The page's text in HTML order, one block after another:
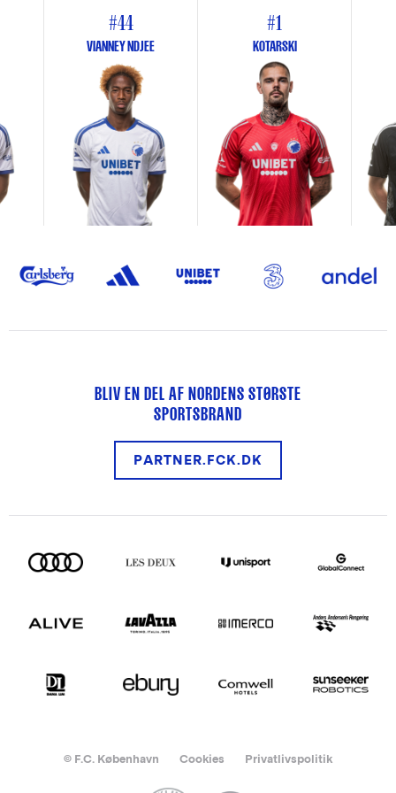
#44
VIANNEY NDJEE
#1
KOTARSKI
BLIV EN DEL AF NORDENS STØRSTE
SPORTSBRAND
PARTNER.FCK.DK
© F.C. København Cookies Privatlivspolitik